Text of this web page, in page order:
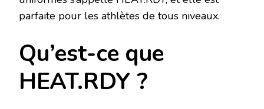
parfaite pour les athlètes de tous niveaux.
Qu’est-ce que
HEAT.RDY ?